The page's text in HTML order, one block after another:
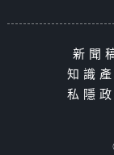
新聞
知識
私隱